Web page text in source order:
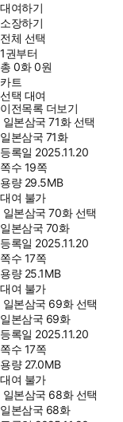
대여하기
소장하기
전체 선택
1권부터
총0화0원
카트
선택 대여
이전목록 더보기
일본삼국 71화 선택
일본삼국 71화
등록일 2025.11.20
쪽수 19쪽
용량 29.5MB
대여 불가
일본삼국 70화 선택
일본삼국 70화
등록일 2025.11.20
쪽수 17쪽
용량 25.1MB
대여 불가
일본삼국 69화 선택
일본삼국 69화
등록일 2025.11.20
쪽수 17쪽
용량 27.0MB
대여 불가
일본삼국 68화 선택
일본삼국 68화